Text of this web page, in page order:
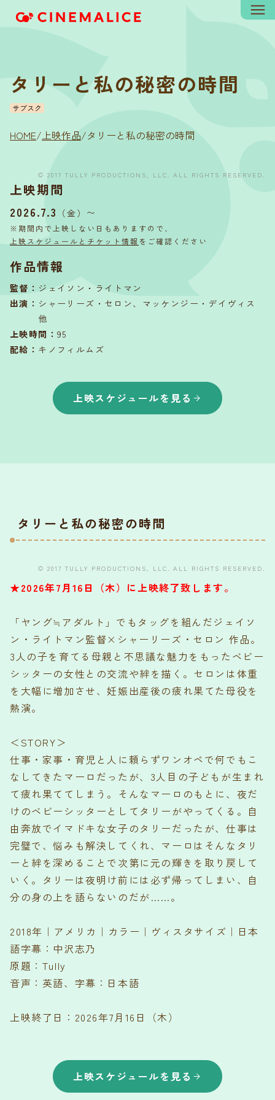
タリーと私の秘密の時間
サブスク
HOME/上映作品/タリーと私の秘密の時間
© 2017 TULLY PRODUCTIONS, LLC. ALL RIGHTS RESERVED.
上映期間
2026.7.3 （金） 〜
※期間内で上映しない日もありますので、
上映スケジュールとチケット情報 をご確認ください
作品情報
監督 ： ジェイソン・ライトマン
出演 ： シャーリーズ・セロン、マッケンジー・デイヴィス
他
上映時間 ：95
配給 ： キノフィルムズ
上映スケジュールを見る
タリーと私の秘密の時間
© 2017 TULLY PRODUCTIONS, LLC. ALL RIGHTS RESERVED.
★2026年7月16日（木）に上映終了致します。
「ヤング≒アダルト」でもタッグを組んだジェイソ
ン・ライトマン監督×シャーリーズ・セロン 作品。
3人の子を育てる母親と不思議な魅力をもったベビー
シッターの女性との交流や絆を描く。セロンは体重
を大幅に増加させ、妊娠出産後の疲れ果てた母役を
熱演。
＜STORY＞
仕事・家事・育児と人に頼らずワンオペで何でもこ
なしてきたマーロだったが、3人目の子どもが生まれ
て疲れ果ててしまう。そんなマーロのもとに、夜だ
けのベビーシッターとしてタリーがやってくる。自
由奔放でイマドキな女子のタリーだったが、仕事は
完璧で、悩みも解決してくれ、マーロはそんなタリ
ーと絆を深めることで次第に元の輝きを取り戻して
いく。タリーは夜明け前には必ず帰ってしまい、自
分の身の上を語らないのだが……。
2018年｜アメリカ｜カラー｜ヴィスタサイズ｜日本
語字幕：中沢志乃
原題：Tully
音声：英語、字幕：日本語
上映終了日：2026年7月16日（木）
上映スケジュールを見る